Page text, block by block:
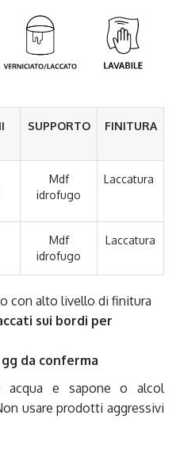
SUPPORTO FINITURA
Mdf
idrofugo
Laccatura
Mdf
idrofugo
Laccatura
con alto livello di finitura
sui bordi per
da conferma
acqua e sapone o alcol
usare prodotti aggressivi